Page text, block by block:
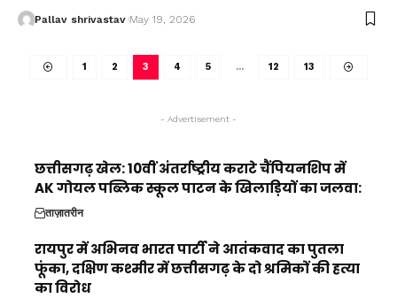
Pallav shrivastav May 19, 2026
1 2 3 4 5 … 12 13
- Advertisement -
छत्तीसगढ़ खेल: 10वीं अंतर्राष्ट्रीय कराटे चैंपियनशिप में
AK गोयल पब्लिक स्कूल पाटन के खिलाड़ियों का जलवा:
ताज़ातरीन
रायपुर में अभिनव भारत पार्टी ने आतंकवाद का पुतला
फूंका, दक्षिण कश्मीर में छत्तीसगढ़ के दो श्रमिकों की हत्या
का विरोध